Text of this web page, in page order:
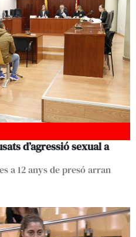
d’agressió sexual a
a 12 anys de presó arran